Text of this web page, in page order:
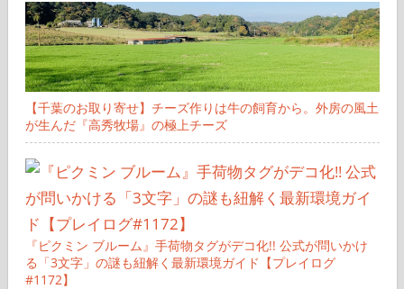
【千葉のお取り寄せ】チーズ作りは牛の飼育から。外房の風土
が生んだ『高秀牧場』の極上チーズ
『ピクミン ブルーム』手荷物タグがデコ化!! 公式が問いかけ
る「3文字」の謎も紐解く最新環境ガイド【プレイログ
#1172】